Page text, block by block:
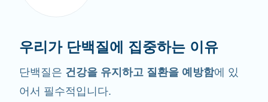
우리가 단백질에 집중하는 이유
단백질은 건강을 유지하고 질환을 예방함에 있
어서 필수적입니다.